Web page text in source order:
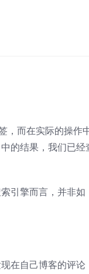
，而在实际的操作
的结果，我们已经
引擎而言，并非如
在自己博客的评论